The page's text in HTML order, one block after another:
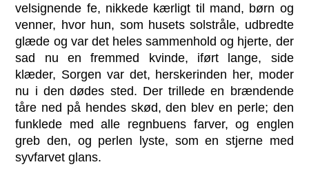
velsignende fe, nikkede kærligt til mand, børn og
venner, hvor hun, som husets solstråle, udbredte
glæde og var det heles sammenhold og hjerte, der
sad nu en fremmed kvinde, iført lange, side
klæder, Sorgen var det, herskerinden her, moder
nu i den dødes sted. Der trillede en brændende
tåre ned på hendes skød, den blev en perle; den
funklede med alle regnbuens farver, og englen
greb den, og perlen lyste, som en stjerne med
syvfarvet glans.